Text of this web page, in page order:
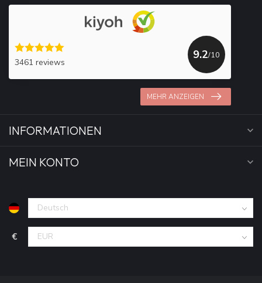
3461 reviews
9.2/10
MEHR ANZEIGEN
INFORMATIONEN
MEIN KONTO
€